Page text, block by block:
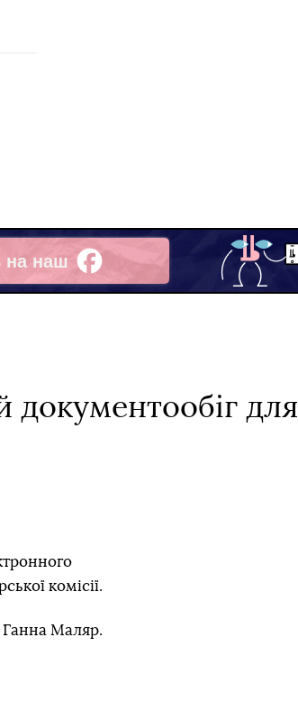
на наш
документообіг для
комісії.
Ганна Маляр.